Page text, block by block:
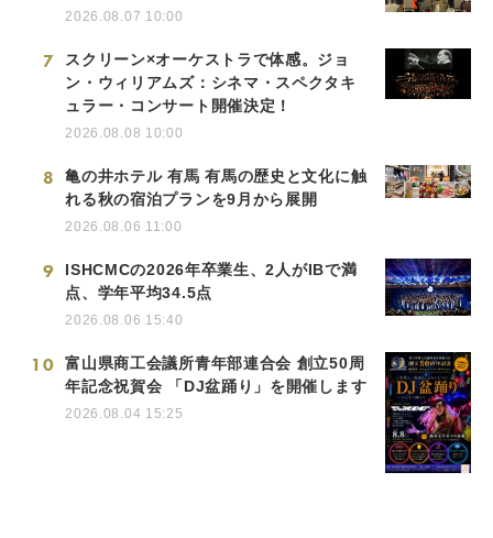
2026.08.07 10:00
7
スクリーン×オーケストラで体感。ジョ
ン・ウィリアムズ：シネマ・スペクタキ
ュラー・コンサート開催決定！
2026.08.08 10:00
8
亀の井ホテル 有馬 有馬の歴史と文化に触
れる秋の宿泊プランを9月から展開
2026.08.06 11:00
9
ISHCMCの2026年卒業生、2人がIBで満
点、学年平均34.5点
2026.08.06 15:40
10
富山県商工会議所青年部連合会 創立50周
年記念祝賀会 「DJ盆踊り」を開催します
2026.08.04 15:25